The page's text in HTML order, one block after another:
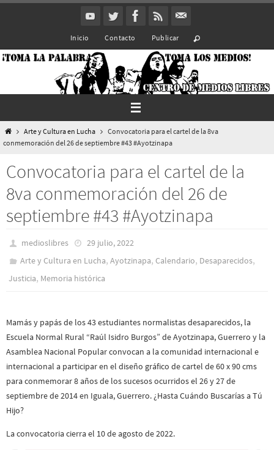
Inicio Contacto Publicar
InicioArte y Cultura en Lucha
Convocatoria para el cartel de la 8va
conmemoración del 26 de septiembre #43 #Ayotzinapa
Convocatoria para el cartel de la
8va conmemoración del 26 de
septiembre #43 #Ayotzinapa
medioslibres
29 julio, 2022
Arte y Cultura en Lucha,Ayotzinapa,Calendario, Desaparecidos,
Justicia, Memoria histórica
Mamás y papás de los 43 estudiantes normalistas desaparecidos, la
Escuela Normal Rural “Raúl Isidro Burgos” de Ayotzinapa, Guerrero y la
Asamblea Nacional Popular convocan a la comunidad internacional e
internacional a participar en el diseño gráfico de cartel de 60 x 90 cms
para conmemorar 8 años de los sucesos ocurridos el 26 y 27 de
septiembre de 2014 en Iguala, Guerrero. ¿Hasta Cuándo Buscarías a Tú
Hijo?
La convocatoria cierra el 10 de agosto de 2022.